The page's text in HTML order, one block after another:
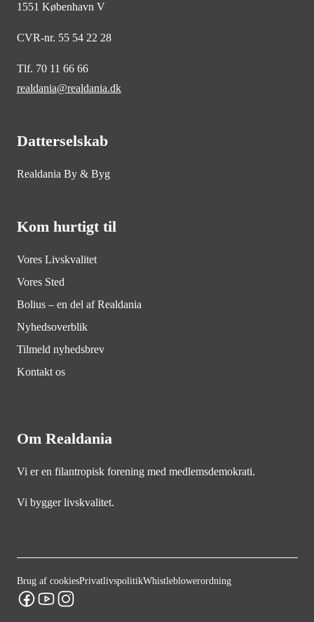
1551 København V
CVR-nr. 55 54 22 28
Tlf. 70 11 66 66
realdania@realdania.dk
Datterselskab
Realdania By & Byg
Kom hurtigt til
Vores Livskvalitet
Vores Sted
Bolius – en del af Realdania
Nyhedsoverblik
Tilmeld nyhedsbrev
Kontakt os
Om Realdania
Vi er en filantropisk forening med medlemsdemokrati.
Vi bygger livskvalitet.
Brug af cookiesPrivatlivspolitikWhistleblowerordning